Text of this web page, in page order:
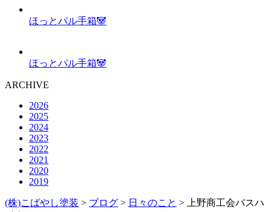
ほっとパル手箱🐼
ほっとパル手箱🐼
ARCHIVE
2026
2025
2024
2023
2022
2021
2020
2019
(株)こばやし塗装 > ブログ > 日々のこと >
上野商工会バスハ